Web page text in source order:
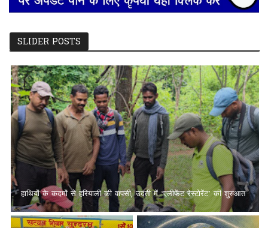
SLIDER POSTS
हाथियों के कदमों से हरियाली की वापसी, उदंती में ‘एलीफेंट रेस्टोरेंट’ की शुरुआत